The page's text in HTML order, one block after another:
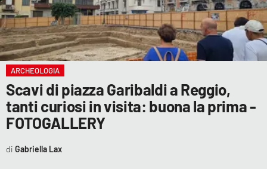
ARCHEOLOGIA
Scavi di piazza Garibaldi a Reggio,
tanti curiosi in visita: buona la prima -
FOTOGALLERY
Gabriella Lax